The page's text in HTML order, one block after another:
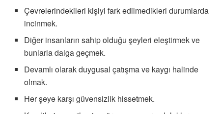
Çevrelerindekileri kişiyi fark edilmedikleri durumlarda
incinmek.
Diğer insanların sahip olduğu şeyleri eleştirmek ve
bunlarla dalga geçmek.
Devamlı olarak duygusal çatışma ve kaygı halinde
olmak.
Her şeye karşı güvensizlik hissetmek.